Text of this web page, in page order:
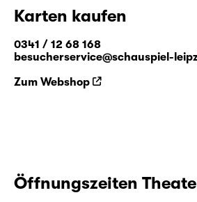
Karten kaufen
0341 / 12 68 168
besucherservice@schauspiel-
Zum Webshop
Öffnungszeiten